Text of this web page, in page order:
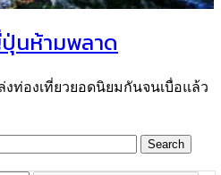
นห้ามพลาด
งท่องเที่ยวยอดนิยมกันจนเบื่อแล้ว